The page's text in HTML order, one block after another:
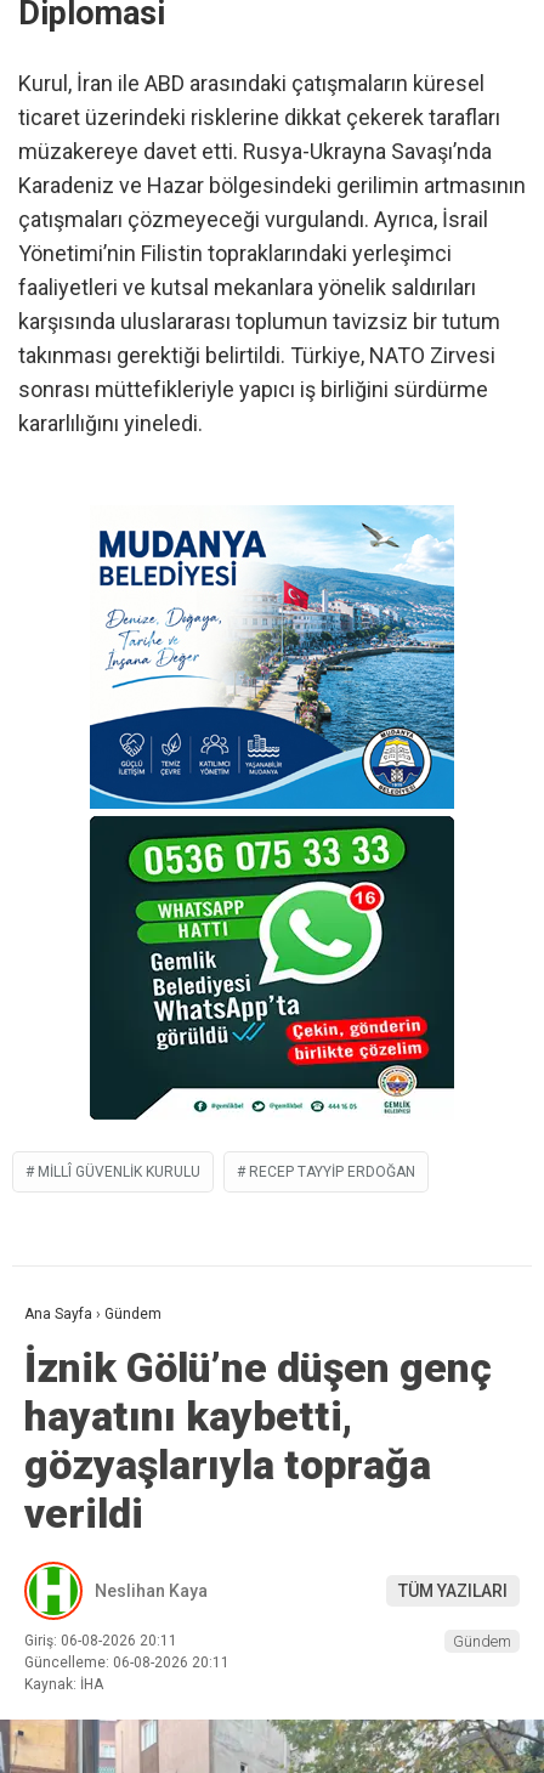
Diplomasi
Kurul, İran ile ABD arasındaki çatışmaların küresel
ticaret üzerindeki risklerine dikkat çekerek tarafları
müzakereye davet etti. Rusya-Ukrayna Savaşı’nda
Karadeniz ve Hazar bölgesindeki gerilimin artmasının
çatışmaları çözmeyeceği vurgulandı. Ayrıca, İsrail
Yönetimi’nin Filistin topraklarındaki yerleşimci
faaliyetleri ve kutsal mekanlara yönelik saldırıları
karşısında uluslararası toplumun tavizsiz bir tutum
takınması gerektiği belirtildi. Türkiye, NATO Zirvesi
sonrası müttefikleriyle yapıcı iş birliğini sürdürme
kararlılığını yineledi.
MILLÎ GÜVENLIK KURULU RECEP TAYYIP ERDOĞAN
Ana Sayfa › Gündem
İznik Gölü’ne düşen genç
hayatını kaybetti,
gözyaşlarıyla toprağa
verildi
Neslihan Kaya TÜM YAZILARI
Giriş: 06-08-2026 20:11
Güncelleme: 06-08-2026 20:11
Kaynak: İHA
Gündem